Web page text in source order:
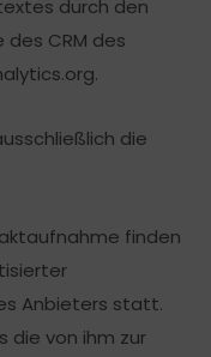
durch den
CRM des
die
finden
Anbieters statt.
die von ihm zur